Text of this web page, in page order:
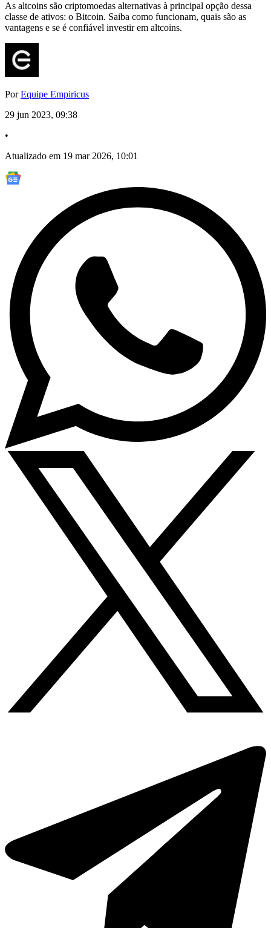
As altcoins são criptomoedas alternativas à principal opção dessa
classe de ativos: o Bitcoin. Saiba como funcionam, quais são as
vantagens e se é confiável investir em altcoins.
PorEquipe Empiricus
29 jun 2023, 09:38
•
Atualizado em 19 mar 2026, 10:01